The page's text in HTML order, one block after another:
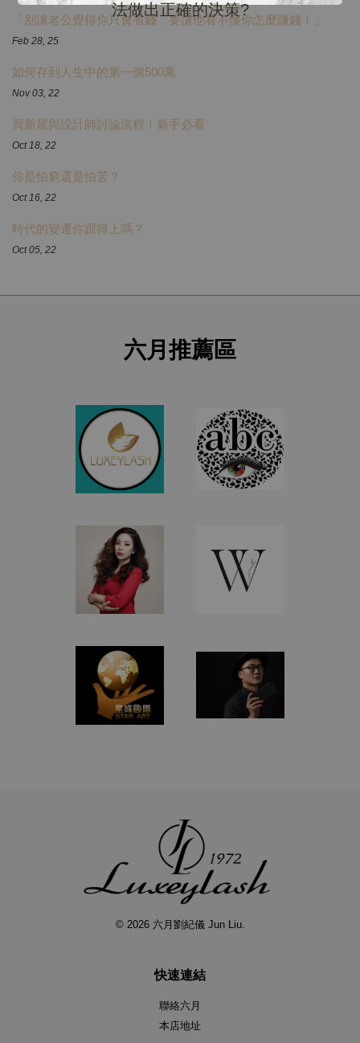
法做出正確的決策?
「别讓老公覺得你只會省錢，要讓他看不懂你怎麼賺錢！」
Feb 28, 25
如何存到人生中的第一個500萬
Nov 03, 22
買新屋與設計師討論流程！新手必看
Oct 18, 22
你是怕窮還是怕苦？
Oct 16, 22
時代的變遷你跟得上嗎？
Oct 05, 22
六月推薦區
© 2026 六月劉紀儀 Jun Liu.
快速連結
聯絡六月
本店地址